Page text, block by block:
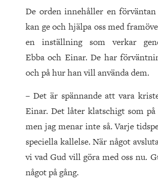
De orden innehåller en
kan ge och hjälpa oss med
en inställning som verkar
Ebba och Einar. De har
och på hur han vill använda dem.
– Det är spännande att vara
Einar. Det låter klatschigt som på
men jag menar inte så. Varje
speciella kallelse. När något
vi vad Gud vill göra med oss nu.
något på gång.